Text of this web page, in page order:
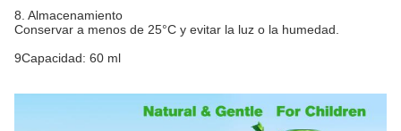
8. Almacenamiento
Conservar a menos de 25°C y evitar la luz o la humedad.
9Capacidad: 60 ml